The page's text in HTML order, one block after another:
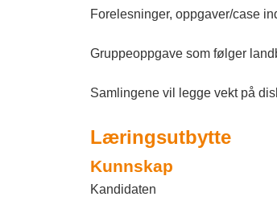
Forelesninger, oppgaver/case
Gruppeoppgave som følger
Samlingene vil legge vekt på
Læringsutbytte
Kunnskap
Kandidaten